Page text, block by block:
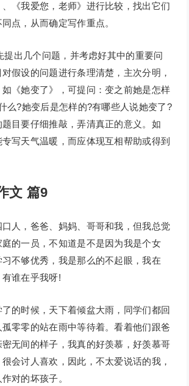
《我爱您，老师》进行比较，找出它们
点，从而确定写作重点。
出几个问题，并考虑好其中的重要问
假设的问题进行条理清楚，主次分明，
《她变了》，可提问：变之前她是怎样
么?她变后是怎样的?有哪些人说她变了?
目要仔细推敲，弄清真正的意义。如
专写天气温暖，而应体现互相帮助或得到
文 篇9
，爸爸、妈妈、哥哥和我，但我总觉
的一员，不知道是不是因为我是个女
不够优秀，我是那么的不起眼，我在
谁在乎我呀!
时候，天下着倾盆大雨，同学们都回
零零的站在雨中等待着。看着他们跟爸
无间的样子，我真的好羡慕，好羡慕哥
会讨人喜欢，因此，不太爱说话的我，
对的坏孩子。